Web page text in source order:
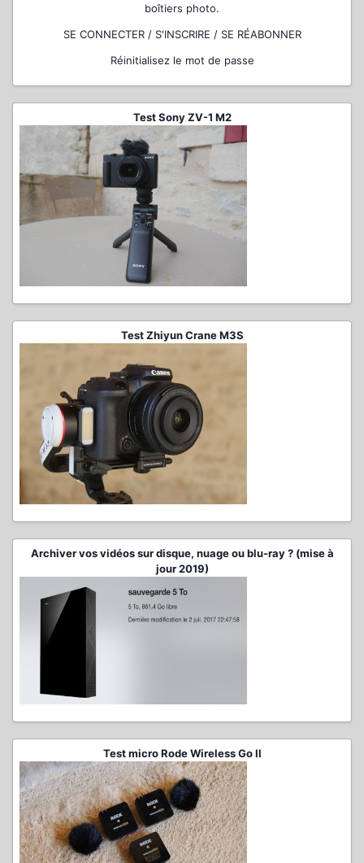
boîtiers photo.
SE CONNECTER / S'INSCRIRE / SE RÉABONNER
Réinitialisez le mot de passe
Test Sony ZV-1 M2
Test Zhiyun Crane M3S
Archiver vos vidéos sur disque, nuage ou blu-ray ? (mise à
jour 2019)
Test micro Rode Wireless Go II